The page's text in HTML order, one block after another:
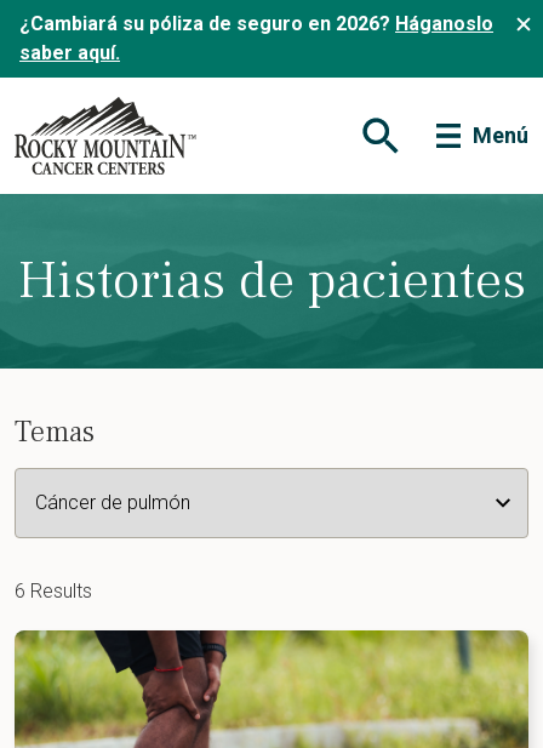
¿Cambiará su póliza de seguro en 2026? Háganoslo
saber aquí.
Abrir formulario de
Menú
Historias de pacientes
Temas
6 Results